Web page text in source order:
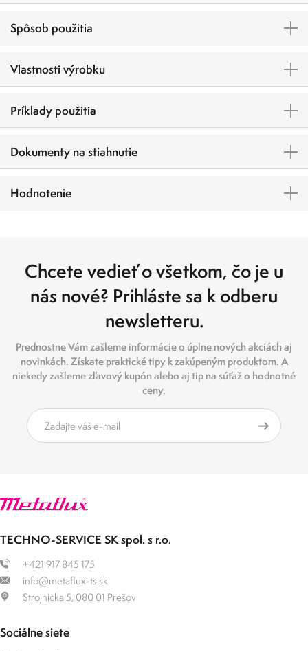
Spôsob použitia
Vlastnosti výrobku
Príklady použitia
Dokumenty na stiahnutie
Hodnotenie
Chcete vedieť o všetkom, čo je u
nás nové? Prihláste sa k odberu
newsletteru.
Prednostne Vám zašleme informácie o úplne nových akciách aj
novinkách. Získate praktické tipy k zakúpeným produktom. A
niekedy zašleme zľavový kupón alebo aj tip na súťaž o hodnotné
ceny.
TECHNO-SERVICE SK spol. s r.o.
+421 917 845 175
info@metaflux-ts.sk
Strojnícka 5, 080 01 Prešov
Sociálne siete